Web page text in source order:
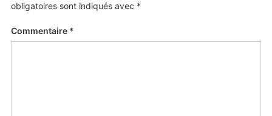
obligatoires sont indiqués avec *
Commentaire *